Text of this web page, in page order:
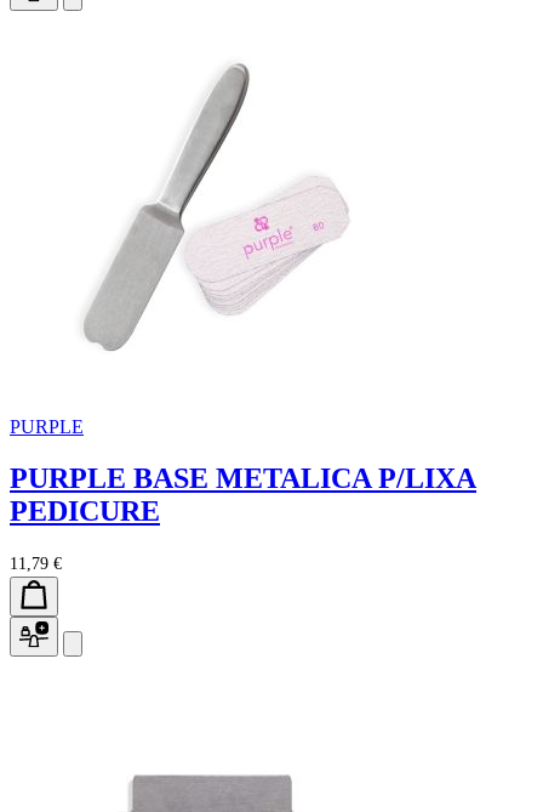
PURPLE
PURPLE BASE METALICA P/LIXA
PEDICURE
11,79 €